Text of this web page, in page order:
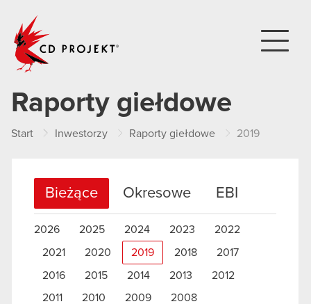
Raporty giełdowe
Start Inwestorzy Raporty giełdowe 2019
Bieżące Okresowe EBI
2026 2025 2024 2023 2022
2021 2020 2019 2018 2017
2016 2015 2014 2013
2012
2011
2010 2009 2008